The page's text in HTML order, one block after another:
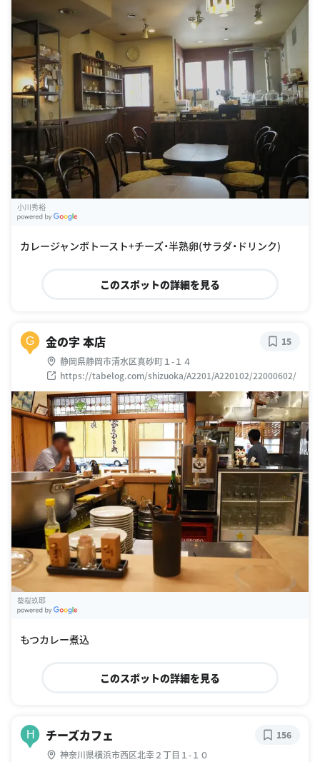
小川秀裕
カレージャンボトースト+チーズ・半熟卵(サラダ・ドリンク)
このスポットの詳細を見る
G 金の字 本店
静岡県静岡市清水区真砂町１-１４
https://tabelog.com/shizuoka/A2201/A220102/22000602/
15
葵桜玖耶
もつカレー煮込
このスポットの詳細を見る
H チーズカフェ
神奈川県横浜市西区北幸２丁目１-１０
156